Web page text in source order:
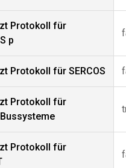
Protokoll für
p
Protokoll für SERCOS
Protokoll für
Protokoll für